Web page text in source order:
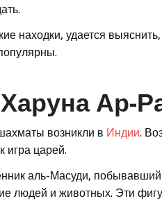
находки, удается
Ар-
возникли в Индии.
игра царей.
аль-Масуди,
людей и животных. Эти